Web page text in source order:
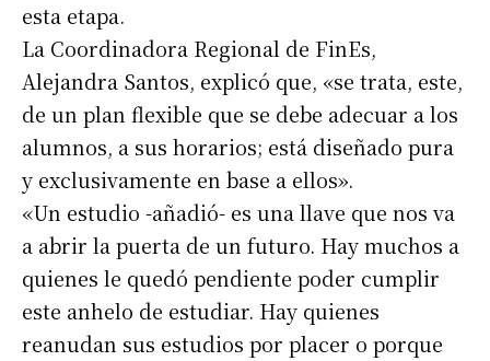
esta etapa.
La Coordinadora Regional de FinEs,
Alejandra Santos, explicó que, «se trata, este,
de un plan flexible que se debe adecuar a los
alumnos, a sus horarios; está diseñado pura
y exclusivamente en base a ellos».
«Un estudio -añadió- es una llave que nos va
a abrir la puerta de un futuro. Hay muchos a
quienes le quedó pendiente poder cumplir
este anhelo de estudiar. Hay quienes
reanudan sus estudios por placer o porque